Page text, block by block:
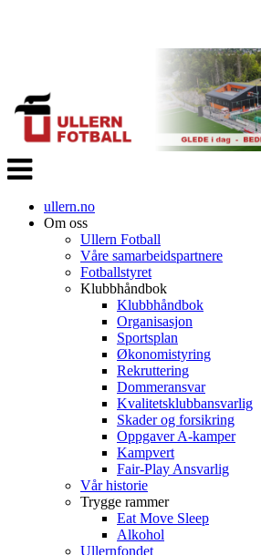
Veksle
navigasjon
ullern.no
Om oss
Ullern Fotball
Våre samarbeidspartnere
Fotballstyret
Klubbhåndbok
Klubbhåndbok
Organisasjon
Sportsplan
Økonomistyring
Rekruttering
Dommeransvar
Kvalitetsklubbansvarlig
Skader og forsikring
Oppgaver A-kamper
Kampvert
Fair-Play Ansvarlig
Vår historie
Trygge rammer
Eat Move Sleep
Alkohol
Ullernfondet